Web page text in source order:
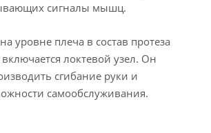
сигналы мышц.
уровне плеча в состав протеза
локтевой узел. Он
сгибание руки и
самообслуживания.